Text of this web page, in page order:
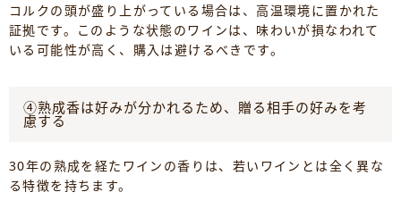
コルクの頭が盛り上がっている場合は、高温環境に置かれた
証拠です。このような状態のワインは、味わいが損なわれて
いる可能性が高く、購入は避けるべきです。
④熟成香は好みが分かれるため、贈る相手の好みを考
慮する
30年の熟成を経たワインの香りは、若いワインとは全く異な
る特徴を持ちます。